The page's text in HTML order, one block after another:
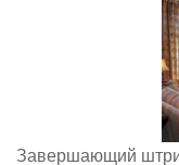
Завершающий